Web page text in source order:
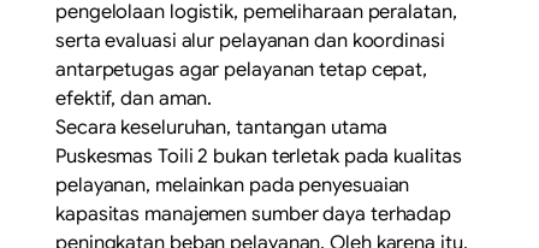
pengelolaan logistik, pemeliharaan peralatan,
serta evaluasi alur pelayanan dan koordinasi
antarpetugas agar pelayanan tetap cepat,
efektif, dan aman.
Secara keseluruhan, tantangan utama
Puskesmas Toili 2 bukan terletak pada kualitas
pelayanan, melainkan pada penyesuaian
kapasitas manajemen sumber daya terhadap